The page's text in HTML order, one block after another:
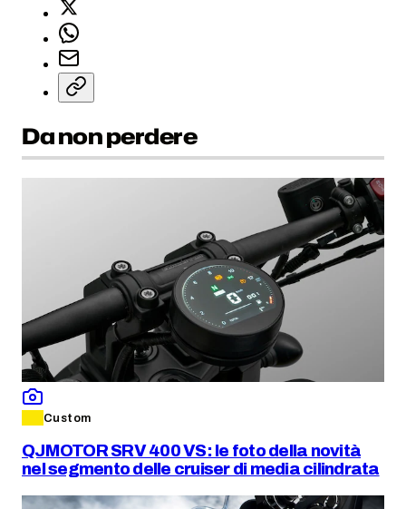
Da non perdere
Custom
QJMOTOR SRV 400 VS: le foto della novità
nel segmento delle cruiser di media cilindrata